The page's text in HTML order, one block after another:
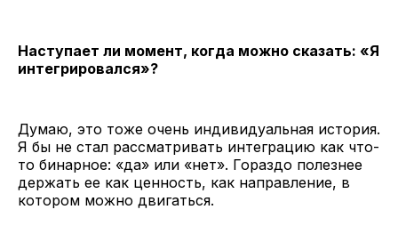
Наступает ли момент, когда можно сказать: «Я
интегрировался»?
Думаю, это тоже очень индивидуальная история.
Я бы не стал рассматривать интеграцию как что-
то бинарное: «да» или «нет». Гораздо полезнее
держать ее как ценность, как направление, в
котором можно двигаться.